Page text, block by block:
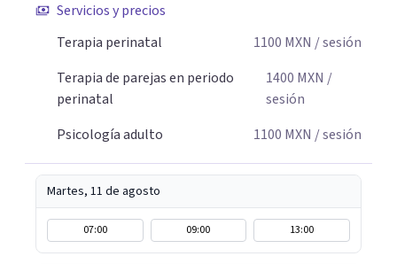
Servicios y precios
Terapia perinatal
1100 MXN / sesión
Terapia de parejas en periodo
perinatal
1400 MXN /
sesión
Psicología adulto
1100 MXN / sesión
Martes, 11 de agosto
07:00 09:00 13:00